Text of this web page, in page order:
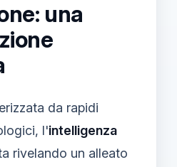
una
da rapidi
l'intelligenza
rivelando un alleato